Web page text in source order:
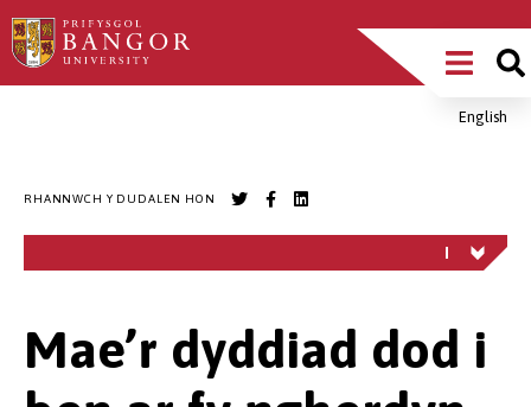
Sgipiwch
i’r
Main
MenuEnglish
RHANNWCH Y DUDALEN HON
Mae’r dyddiad dod i